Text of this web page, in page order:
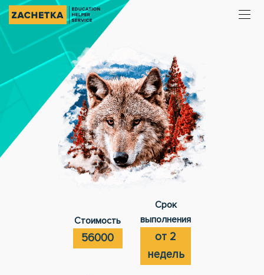
Стоимость
56000
Срок
выполнения
от 2
недель